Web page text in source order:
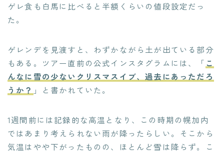
ゲレ食も白馬に比べると半額くらいの値段設定だっ
た。
ゲレンデを見渡すと、わずかながら土が出ている部分
もある。ツアー直前の公式インスタグラムには、「 こ
んなに雪の少ないクリスマスイブ、過去にあっただろ
うか？ 」と書かれていた。
1週間前には記録的な高温となり、この時期の幌加内
ではあまり考えられない雨が降ったらしい。そこから
気温はやや下がったものの、ほとんど雪は降らず。こ